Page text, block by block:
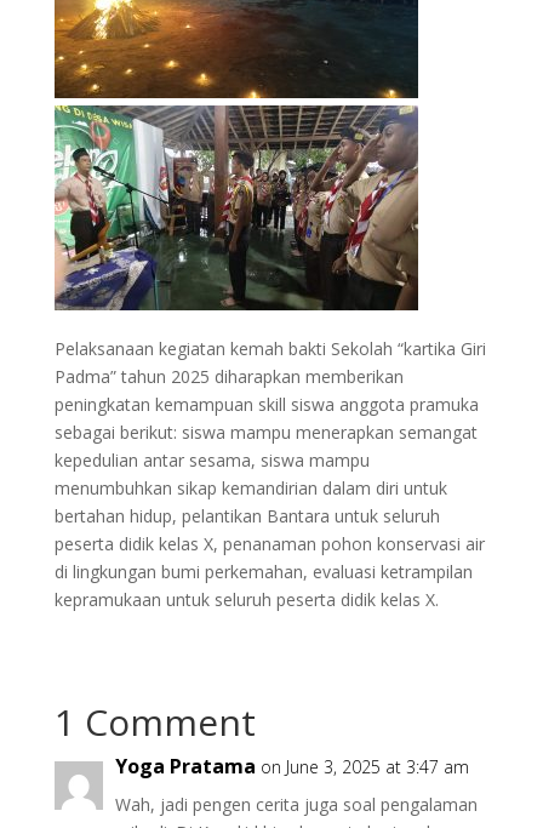
Pelaksanaan kegiatan kemah bakti Sekolah “kartika Giri
Padma” tahun 2025 diharapkan memberikan
peningkatan kemampuan skill siswa anggota pramuka
sebagai berikut: siswa mampu menerapkan semangat
kepedulian antar sesama, siswa mampu
menumbuhkan sikap kemandirian dalam diri untuk
bertahan hidup, pelantikan Bantara untuk seluruh
peserta didik kelas X, penanaman pohon konservasi air
di lingkungan bumi perkemahan, evaluasi ketrampilan
kepramukaan untuk seluruh peserta didik kelas X.
1 Comment
Yoga Pratama on June 3, 2025 at 3:47 am
Wah, jadi pengen cerita juga soal pengalaman